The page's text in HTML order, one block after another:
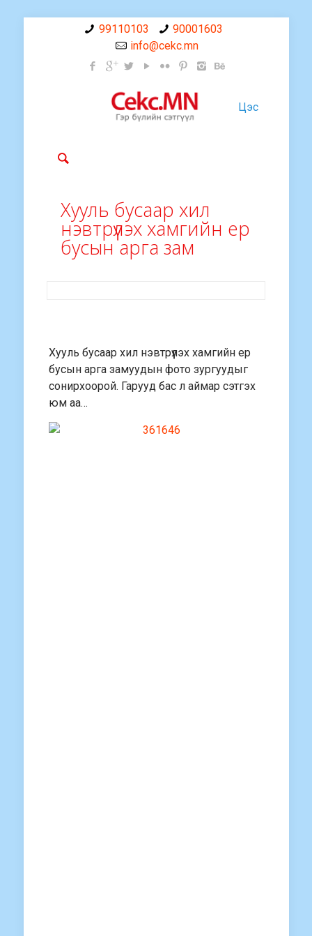
99110103
90001603
info@cekc.mn
Цэс
Хууль бусаар хил
нэвтрүүлэх хамгийн ер
бусын арга зам
Хууль бусаар хил нэвтрүүлэх хамгийн ер
бусын арга замуудын фото зургуудыг
сонирхоорой. Гарууд бас л аймар сэтгэх
юм аа…